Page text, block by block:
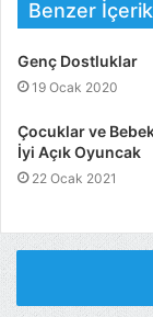
Benzer
Genç Dostluklar
19 Ocak 2020
Çocuklar ve
İyi Açık Oyuncak
22 Ocak 2021